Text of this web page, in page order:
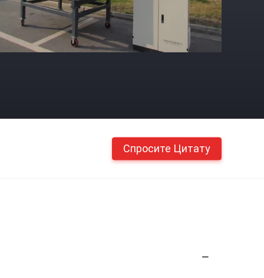
Спросите Цитату